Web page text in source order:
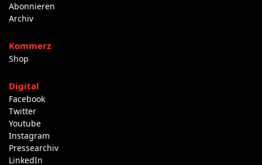
Abonnieren
Archiv
Kommerz
Shop
Digital
Facebook
Twitter
Youtube
Instagram
Pressearchiv
LinkedIn